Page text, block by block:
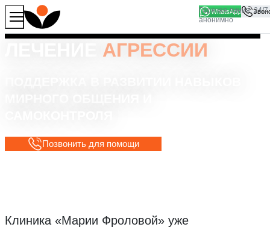
WhatsApp
АГРЕССИИ
Позвонить для помощи
Клиника «Марии Фроловой» уже
Продолжая работу с сайтом, вы соглашаетесь на то, что
мы используем файлы
Хорошо